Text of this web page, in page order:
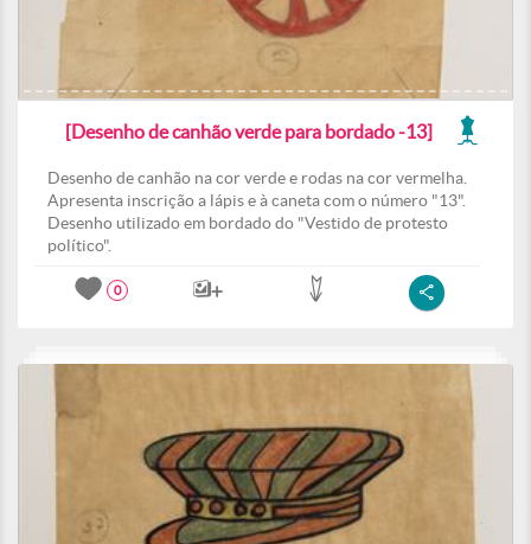
[Desenho de canhão verde para bordado -13]
Desenho de canhão na cor verde e rodas na cor vermelha.
Apresenta inscrição a lápis e à caneta com o número "13".
Desenho utilizado em bordado do "Vestido de protesto
político".
0